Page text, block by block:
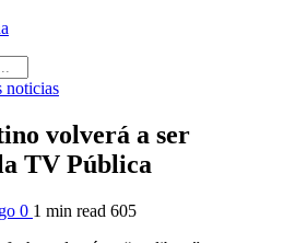
noticias
volverá a ser
TV Pública
0 1 min read 605